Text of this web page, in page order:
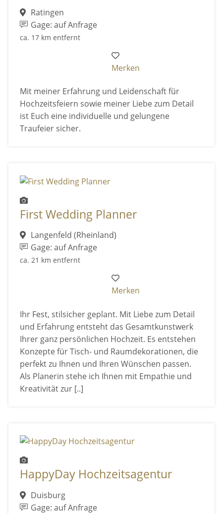
Ratingen
Gage: auf Anfrage
ca. 17 km entfernt
Merken
Mit meiner Erfahrung und Leidenschaft für
Hochzeitsfeiern sowie meiner Liebe zum Detail
ist Euch eine individuelle und gelungene
Traufeier sicher.
First Wedding Planner
Langenfeld (Rheinland)
Gage: auf Anfrage
ca. 21 km entfernt
Merken
Ihr Fest, stilsicher geplant. Mit Liebe zum Detail
und Erfahrung entsteht das Gesamtkunstwerk
Ihrer ganz persönlichen Hochzeit. Es entstehen
Konzepte für Tisch- und Raumdekorationen, die
perfekt zu Ihnen und Ihren Wünschen passen.
Als Planerin stehe ich Ihnen mit Empathie und
Kreativität zur [..]
HappyDay Hochzeitsagentur
Duisburg
Gage: auf Anfrage